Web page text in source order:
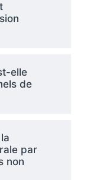
elle
de
par
non